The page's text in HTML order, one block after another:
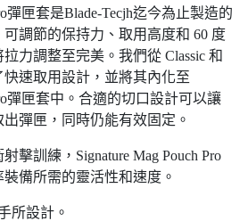
彈匣套是Blade-Tecjh迄今為止製造的
調節的保持力、取用高度和 60 度
力調整至完美。我們從 Classic 和
快速取用設計，並將其內化至
彈匣套中。合適的切口設計可以讓
彈匣，同時仍能有效固定。
擊訓練，Signature Mag Pouch Pro
備所需的靈活性和速度。
所設計。